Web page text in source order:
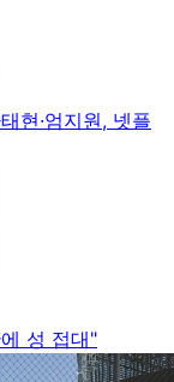
현·엄지원, 넷플
성 접대"